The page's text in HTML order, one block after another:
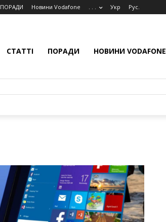
ПОРАДИ Новини Vodafone . . . Укр Рус.
СТАТТІ ПОРАДИ НОВИНИ VODAFONE